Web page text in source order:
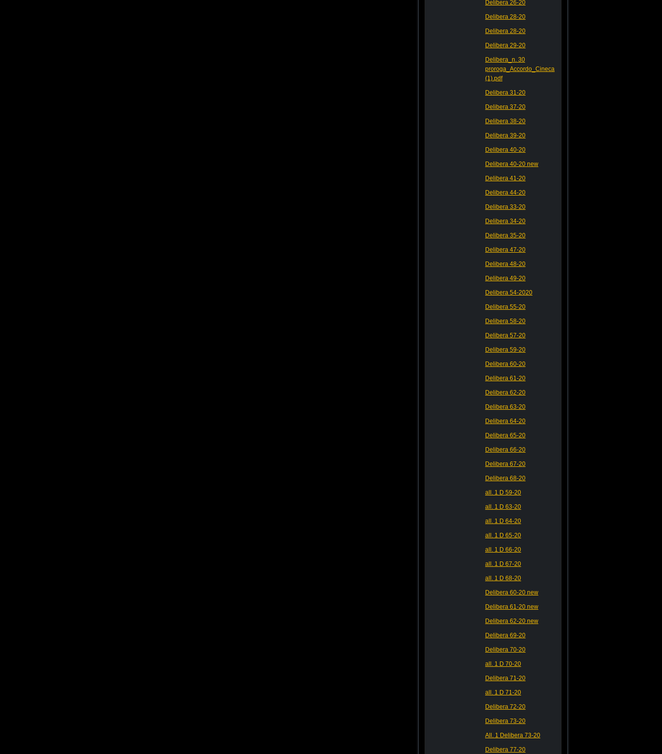
Delibera 26-20
Delibera 28-20
Delibera 28-20
Delibera 29-20
Delibera_n. 30
proroga_Accordo_Cineca
(1).pdf
Delibera 31-20
Delibera 37-20
Delibera 38-20
Delibera 39-20
Delibera 40-20
Delibera 40-20 new
Delibera 41-20
Delibera 44-20
Delibera 33-20
Delibera 34-20
Delibera 35-20
Delibera 47-20
Delibera 48-20
Delibera 49-20
Delibera 54-2020
Delibera 55-20
Delibera 58-20
Delibera 57-20
Delibera 59-20
Delibera 60-20
Delibera 61-20
Delibera 62-20
Delibera 63-20
Delibera 64-20
Delibera 65-20
Delibera 66-20
Delibera 67-20
Delibera 68-20
all. 1 D 59-20
all. 1 D 63-20
all. 1 D 64-20
all. 1 D 65-20
all. 1 D 66-20
all. 1 D 67-20
all. 1 D 68-20
Delibera 60-20 new
Delibera 61-20 new
Delibera 62-20 new
Delibera 69-20
Delibera 70-20
all. 1 D 70-20
Delibera 71-20
all. 1 D 71-20
Delibera 72-20
Delibera 73-20
All. 1 Delibera 73-20
Delibera 77-20